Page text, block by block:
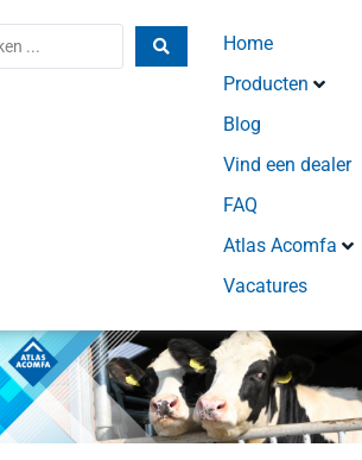
Home
Producten
Blog
Vind een dealer
FAQ
Atlas Acomfa
Vacatures